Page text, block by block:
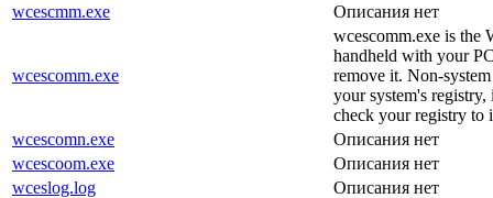
wcescmm.exe
Описания нет
wcescomm.exe
wcescomm.exe is the
handheld with your
remove it. Non-
your system's
check your registry to
wcescomn.exe
Описания нет
wcescoom.exe
Описания нет
wceslog.log
Описания нет